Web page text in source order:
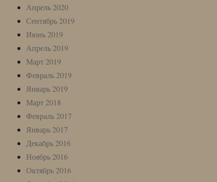
Апрель 2020
Сентябрь 2019
Июнь 2019
Апрель 2019
Март 2019
Февраль 2019
Январь 2019
Март 2018
Февраль 2017
Январь 2017
Декабрь 2016
Ноябрь 2016
Октябрь 2016